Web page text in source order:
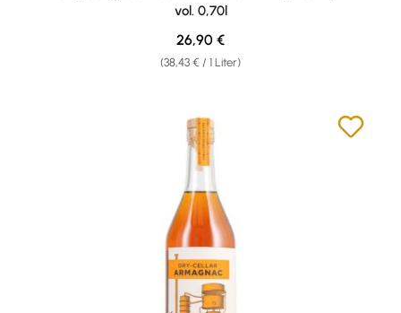
vol. 0,70l
(38,43 € / 1 Liter)
Regulärer Preis:
26,90 €